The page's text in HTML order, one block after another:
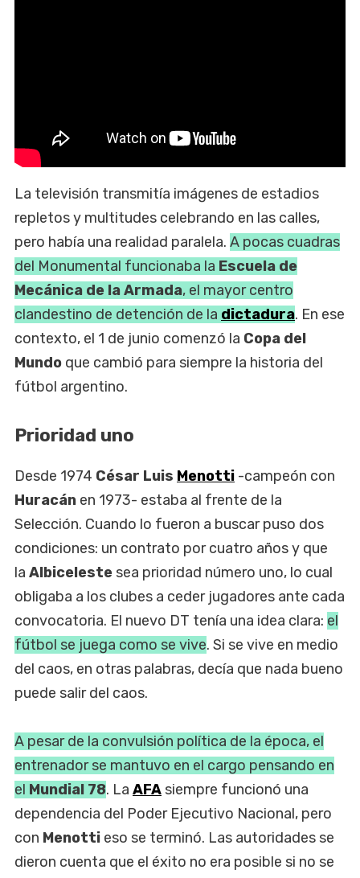
La televisión transmitía imágenes de estadios
repletos y multitudes celebrando en las calles,
pero había una realidad paralela. A pocas cuadras
del Monumental funcionaba la Escuela de
Mecánica de la Armada, el mayor centro
clandestino de detención de la dictadura. En ese
contexto, el 1 de junio comenzó la Copa del
Mundo que cambió para siempre la historia del
fútbol argentino.
Prioridad uno
Desde 1974 César Luis Menotti -campeón con
Huracán en 1973- estaba al frente de la
Selección. Cuando lo fueron a buscar puso dos
condiciones: un contrato por cuatro años y que
la Albiceleste sea prioridad número uno, lo cual
obligaba a los clubes a ceder jugadores ante cada
convocatoria. El nuevo DT tenía una idea clara: el
fútbol se juega como se vive. Si se vive en medio
del caos, en otras palabras, decía que nada bueno
puede salir del caos.
A pesar de la convulsión política de la época, el
entrenador se mantuvo en el cargo pensando en
el Mundial 78. La AFA siempre funcionó una
dependencia del Poder Ejecutivo Nacional, pero
con Menotti eso se terminó. Las autoridades se
dieron cuenta que el éxito no era posible si no se